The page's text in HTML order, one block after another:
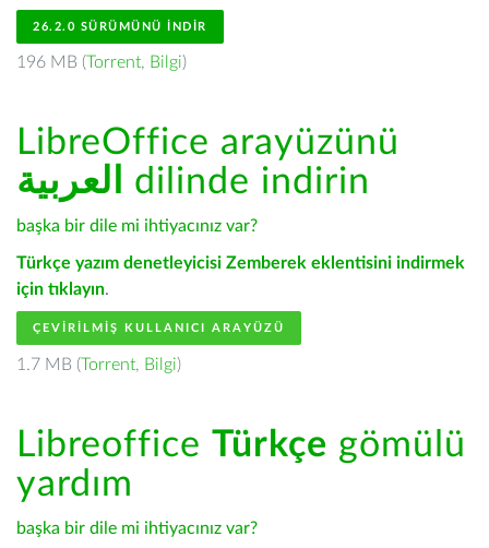
26.2.0 SÜRÜMÜNÜ İNDIR
196 MB (Torrent, Bilgi)
LibreOffice arayüzünü
العربية
dilinde indirin
başka bir dile mi ihtiyacınız var?
Türkçe yazım denetleyicisi Zemberek eklentisini indirmek
için tıklayın.
ÇEVIRILMIŞ KULLANICI ARAYÜZÜ
1.7 MB (Torrent, Bilgi)
Libreoffice Türkçe gömülü
yardım
başka bir dile mi ihtiyacınız var?